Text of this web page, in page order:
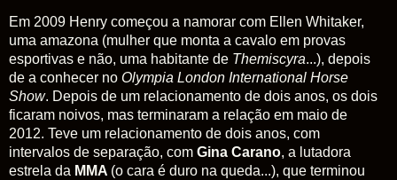
Em 2009 Henry começou a namorar com Ellen Whitaker,
uma amazona (mulher que monta a cavalo em provas
esportivas e não, uma habitante de Themiscyra...), depois
de a conhecer no Olympia London International Horse
Show. Depois de um relacionamento de dois anos, os dois
ficaram noivos, mas terminaram a relação em maio de
2012. Teve um relacionamento de dois anos, com
intervalos de separação, com Gina Carano, a lutadora
estrela da MMA (o cara é duro na queda...), que terminou